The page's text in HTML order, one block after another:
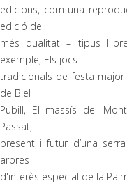
edicions, com una
edició de
més qualitat – tipus
exemple, Els jocs
tradicionals de festa
de Biel
Pubill, El massís del
Passat,
present i futur d’una
arbres
d'interès especial de la